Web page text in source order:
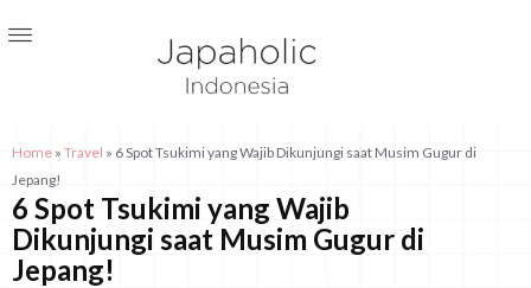
Home » Travel » 6 Spot Tsukimi yang Wajib Dikunjungi saat Musim Gugur di
Jepang!
6 Spot Tsukimi yang Wajib
Dikunjungi saat Musim Gugur di
Jepang!